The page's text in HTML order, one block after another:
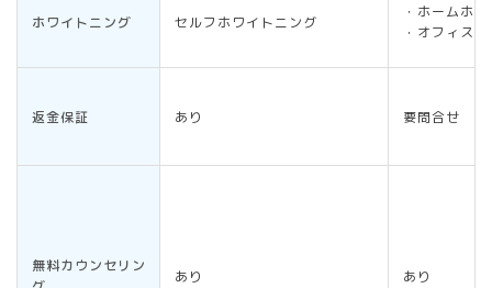
ホワイトニング セルフホワイトニング
・ホームホ
・オフィス
返金保証 あり 要問合せ
無料カウンセリン
あり あり